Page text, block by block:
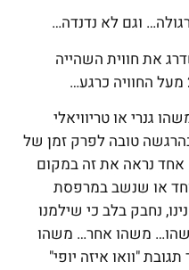
וגם לא נדנדה…
את חווית השהייה
גנרי או טריוויאלי
טובה לפרק זמן של
אחד נראה את זה במקום
או שנשב במרפסת
נחבק בלב כי שילמנו
משהו אחר… משהו
"וואו איזה יופי"